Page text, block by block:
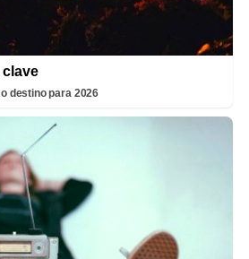
clave
destino para 2026